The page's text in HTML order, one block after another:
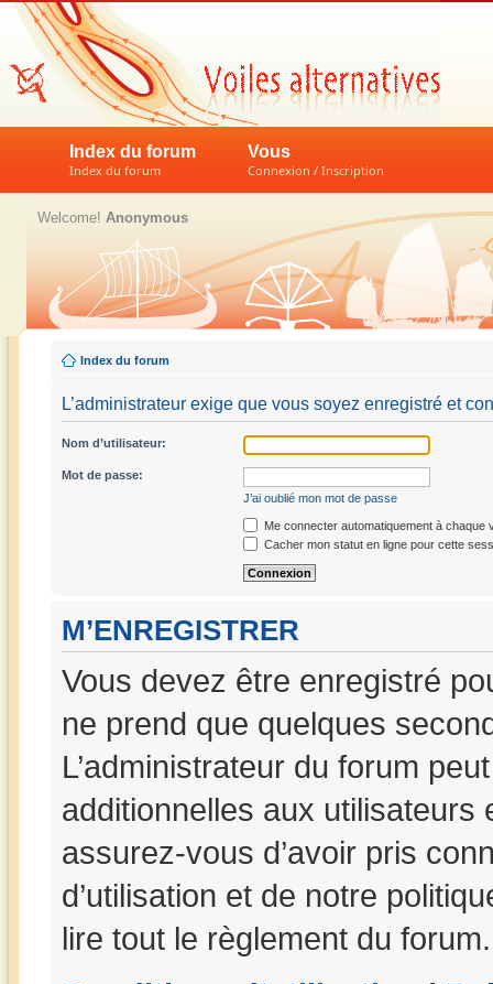
Index du forum
Index du forum
Vous
Connexion / Inscription
Welcome! Anonymous
Index du forum
L’administrateur exige que vous soyez enregistré et
Nom d’utilisateur:
Mot de passe:
J’ai oublié mon mot de passe
Me connecter automatiquement à chaque
Cacher mon statut en ligne pour cette
M’ENREGISTRER
Vous devez être enregistré
ne prend que quelques
L’administrateur du forum
additionnelles aux utilisateurs
assurez-vous d’avoir pris
d’utilisation et de notre
lire tout le règlement du forum.